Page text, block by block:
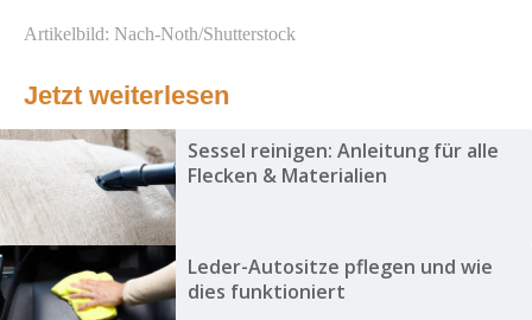
Artikelbild: Nach-Noth/Shutterstock
Jetzt weiterlesen
Sessel reinigen: Anleitung für alle
Flecken & Materialien
Leder-Autositze pflegen und wie
dies funktioniert